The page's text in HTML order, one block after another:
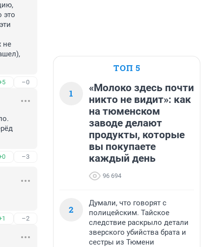
это
не
–0
–3
–2
ТОП 5
1
«Молоко здесь почти
никто не видит»: как
на тюменском
заводе делают
продукты, которые
вы покупаете
каждый день
96 694
2
Думали, что говорят с
полицейским. Тайское
следствие раскрыло детали
зверского убийства брата и
сестры из Тюмени